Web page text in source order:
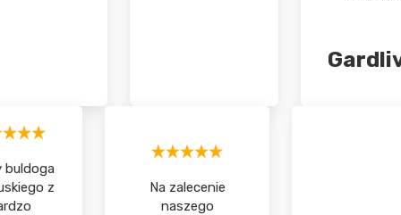
buldoga
z
Na zalecenie
naszego